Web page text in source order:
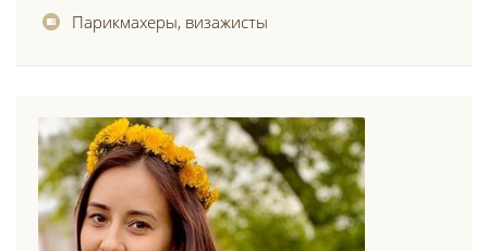
Парикмахеры, визажисты